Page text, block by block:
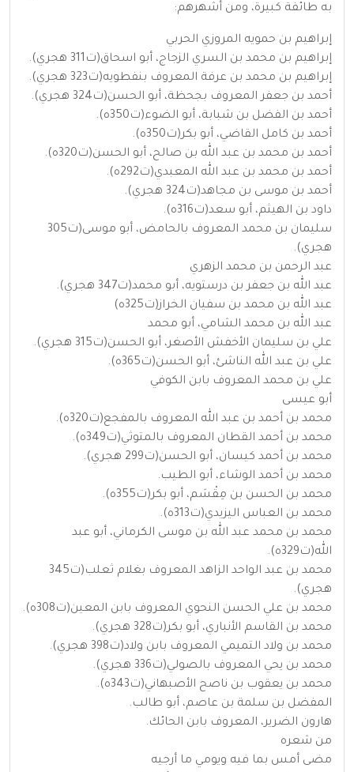
به طائفة كبيرة، ومن أشهرهم:
إبراهيم بن حمويه المروزي الحربي
إبراهيم بن محمد بن السري الزجاج، أبو اسحاق(ت311 هجري).
إبراهيم بن محمد بن عرفة المعروف بنفطويه(ت323 هجري).
أحمد بن جعفر المعروف بجحظة، أبو الحسن(ت324 هجري).
أحمد بن الفضل بن شبابة، أبو الضوء(ت350ه).
أحمد بن كامل القاضي، أبو بكر(ت350ه).
أحمد بن محمد بن عبد الله بن صالح، أبو الحسن(ت320ه).
أحمد بن محمد بن عبد الله المعبدي(ت292ه).
أحمد بن موسى بن مجاهد(ت324 هجري).
داود بن الهيثم، أبو سعد(ت316ه).
سليمان بن محمد المعروف بالحامض، أبو موسى(ت305
هجري).
عبد الرحمن بن محمد الزهري
عبد الله بن جعفر بن درستويه، أبو محمد(ت347 هجري).
عبد الله بن محمد بن سفيان الخراز(ت325ه)
عبد الله بن محمد الشامي، أبو محمد
علي بن سليمان الأخفش الأصغر، أبو الحسن(ت315 هجري).
علي بن عبد الله الناشئ، أبو الحسن(ت365ه).
علي بن محمد المعروف بابن الكوفي
أبو عيسى
محمد بن أحمد بن عبد الله المعروف بالمفجع(ت320ه).
محمد بن أحمد القطان المعروف بالمتوثي(ت349ه).
محمد بن أحمد كيسان، أبو الحسن(ت299 هجري).
محمد بن أحمد الوشاء، أبو الطيب.
محمد بن الحسن بن مِقْسَم، أبو بكر(ت355ه).
محمد بن العباس اليزيدي(ت313ه).
محمد بن محمد عبد الله بن موسى الكرماني، أبو عبد
الله(ت329ه).
محمد بن عبد الواحد الزاهد المعروف بغلام ثعلب(ت345
هجري).
محمد بن علي الحسن النحوي المعروف بابن المعين(ت308ه).
محمد بن القاسم الأنباري، أبو بكر(ت328 هجري).
محمد بن ولاد التميمي المعروف بابن ولاد(ت398 هجري).
محمد بن يحي المعروف بالصولي(ت336 هجري).
محمد بن يعقوب بن ناصح الأصبهاني(ت343ه).
المفضل بن سلمة بن عاصم، أبو طالب.
هارون الضرير، المعروف بابن الحائك.
من شعره
مضى أمس بما فيه ويومي ما أرجيه